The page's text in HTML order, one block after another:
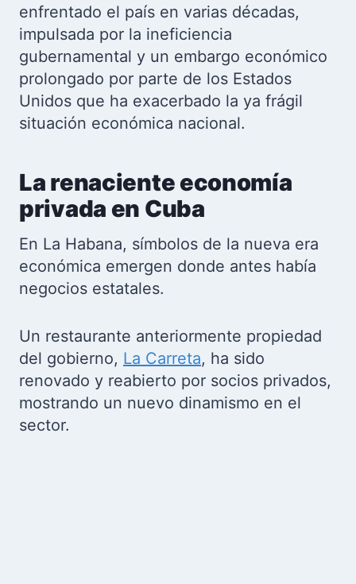
enfrentado el país en varias décadas,
impulsada por la ineficiencia
gubernamental y un embargo económico
prolongado por parte de los Estados
Unidos que ha exacerbado la ya frágil
situación económica nacional.
La renaciente economía
privada en Cuba
En La Habana, símbolos de la nueva era
económica emergen donde antes había
negocios estatales.
Un restaurante anteriormente propiedad
del gobierno, La Carreta, ha sido
renovado y reabierto por socios privados,
mostrando un nuevo dinamismo en el
sector.